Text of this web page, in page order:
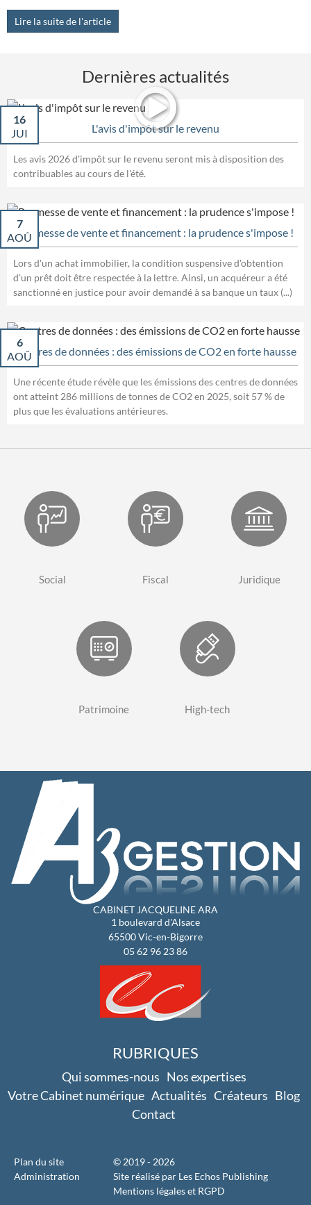
Lire la suite de l'article
Dernières actualités
L'avis d'impôt sur le revenu
16
JUI
Les avis 2026 d'impôt sur le revenu seront mis à disposition des
contribuables au cours de l'été.
Promesse de vente et financement : la prudence s'impose !
7
AOÛ
Lors d'un achat immobilier, la condition suspensive d'obtention
d'un prêt doit être respectée à la lettre. Ainsi, un acquéreur a été
sanctionné en justice pour avoir demandé à sa banque un taux (...)
Centres de données : des émissions de CO2 en forte hausse
6
AOÛ
Une récente étude révèle que les émissions des centres de données
ont atteint 286 millions de tonnes de CO2 en 2025, soit 57 % de
plus que les évaluations antérieures.
Social Fiscal Juridique
Patrimoine High-tech
CABINET JACQUELINE ARA
1 boulevard d'Alsace
65500Vic-en-Bigorre
05 62 96 23 86
RUBRIQUES
Qui sommes-nous Nos expertises
Votre Cabinet numérique Actualités Créateurs Blog
Contact
Plan du site
Administration
© 2019 - 2026
Site réalisé par Les Echos Publishing
Mentions légales et RGPD